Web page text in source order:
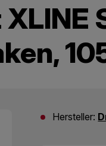
Hersteller: